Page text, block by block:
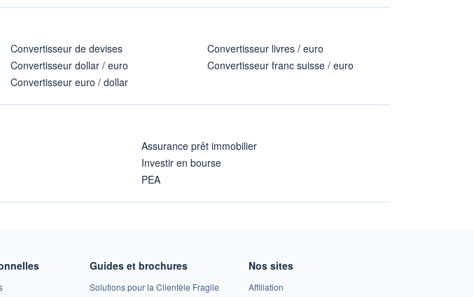
Convertisseur de devises
Convertisseur dollar / euro
Convertisseur euro / dollar
Convertisseur livres / euro
Convertisseur franc suisse / euro
Assurance prêt immobilier
Investir en bourse
PEA
Guides et brochures
Solutions pour la Clientèle Fragile
Nos sites
Affiliation